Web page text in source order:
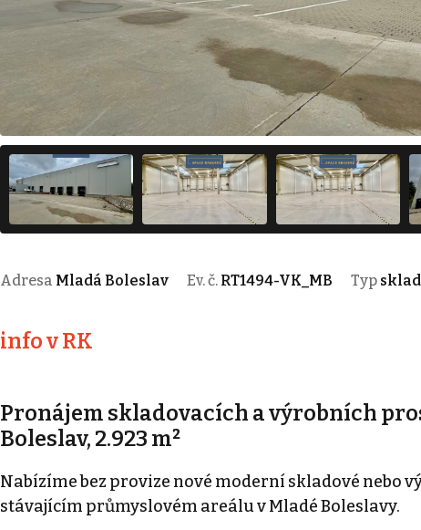
Adresa Mladá Boleslav Ev. č. RT1494-VK_MB Typ
info v RK
Pronájem skladovacích a výrobních
Boleslav, 2.923 m²
Nabízíme bez provize nové moderní skladové nebo
stávajícím průmyslovém areálu v Mladé Boleslavy.